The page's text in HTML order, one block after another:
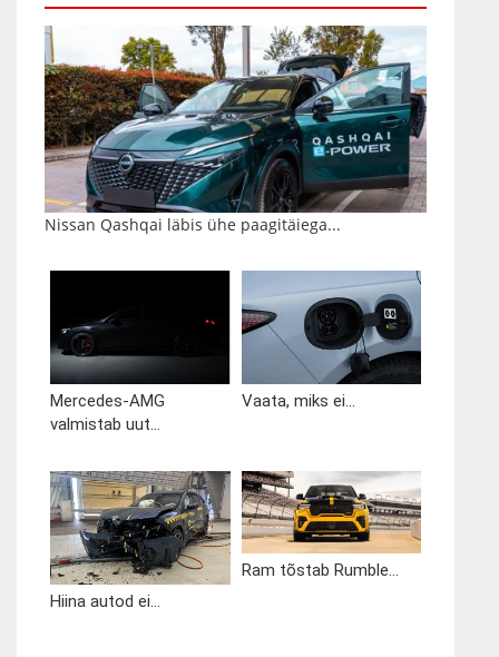
Nissan Qashqai läbis ühe paagitäiega...
Mercedes-AMG
valmistab uut...
Vaata, miks ei...
Hiina autod ei...
Ram tõstab Rumble...